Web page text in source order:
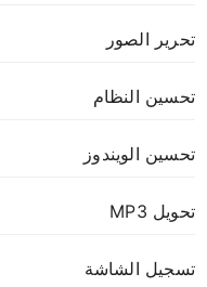
تحرير الصور
تحسين النظام
تحسين الويندوز
تحويل MP3
تسجيل الشاشة